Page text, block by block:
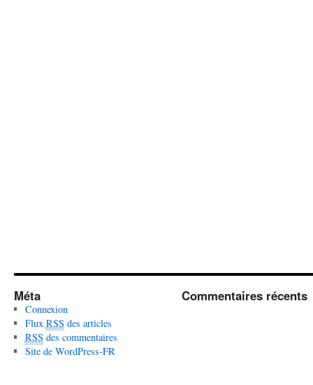
Méta
Connexion
Flux RSS des articles
RSS des commentaires
Site de WordPress-FR
Commentaires récents